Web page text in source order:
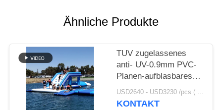
SITEMAP
PRIVACY
POLICY
Ähnliche Produkte
TUV zugelassenes
anti- UV-0.9mm PVC-
Planen-aufblasbares
Wasser-springendes
Kissen für Verkauf
USD2640 - USD3230 /pcs ( price just for reference, detailed prices need to be confirmed） MOQ:1PC
KONTAKT